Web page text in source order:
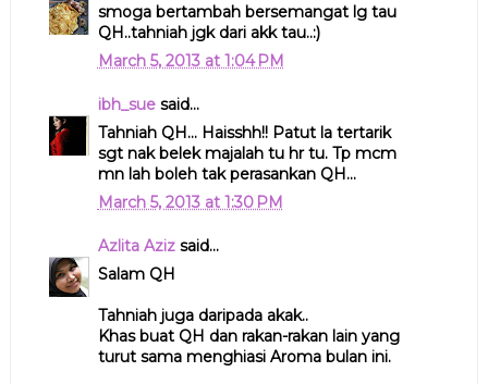
smoga bertambah bersemangat lg tau
QH..tahniah jgk dari akk tau..:)
March 5, 2013 at 1:04 PM
ibh_suesaid...
Tahniah QH... Haisshh!! Patut la tertarik
sgt nak belek majalah tu hr tu. Tp mcm
mn lah boleh tak perasankan QH...
March 5, 2013 at 1:30 PM
Azlita Azizsaid...
Salam QH
Tahniah juga daripada akak..
Khas buat QH dan rakan-rakan lain yang
turut sama menghiasi Aroma bulan ini.